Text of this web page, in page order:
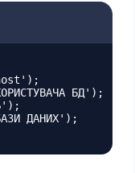
БД');
ДАНИХ');